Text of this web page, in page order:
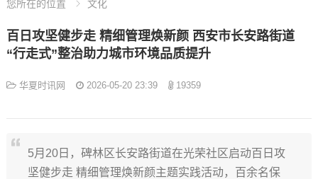
您所在的位置 文化
百日攻坚健步走 精细管理焕新颜 西安市长安路街道
“行走式”整治助力城市环境品质提升
华夏时讯网 2026-05-20 23:39 19359
5月20日，碑林区长安路街道在光荣社区启动百日攻
坚健步走 精细管理焕新颜主题实践活动，百余名保